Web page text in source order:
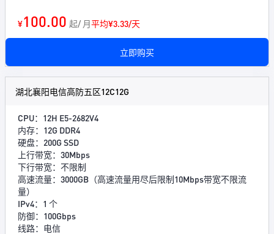
¥100.00 起/ 月平均¥3.33/天
立即购买
湖北襄阳电信高防五区12C12G
CPU：12H E5-2682V4
内存：12G DDR4
硬盘：200G SSD
上行带宽：30Mbps
下行带宽：不限制
高速流量：3000GB（高速流量用尽后限制10Mbps带宽不限流
量）
IPv4：1 个
防御：100Gbps
线路：电信